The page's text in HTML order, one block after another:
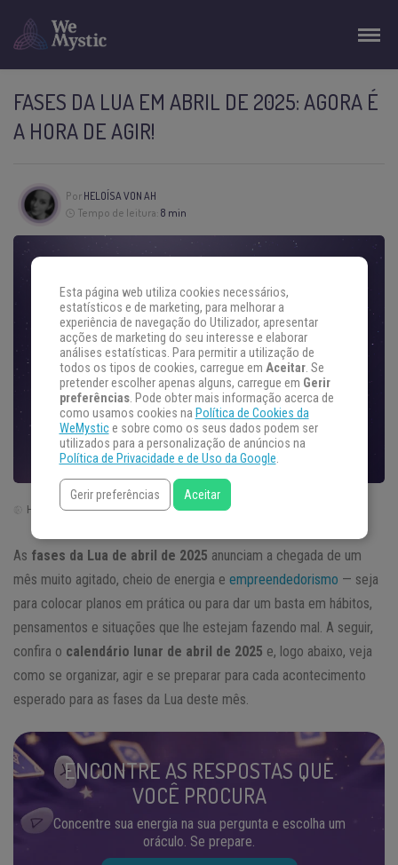
FASES DA LUA EM ABRIL DE 2025: AGORA É
A HORA DE AGIR!
Por HELOÍSA VON AH
Tempo de leitura: 8 min
Horário de Brasília | Brasil (GTM -3)
As fases da Lua de abril de 2025 anunciam a chegada de um
mês muito agitado, cheio de energia e empreendedorismo — seja
para colocar planos em prática ou para dar um basta em hábitos,
pensamentos e situações que lhe estejam fazendo mal. A seguir,
confira o calendário lunar de abril de 2025 e, logo abaixo, veja
como se organizar, agir e se preparar para cada acontecimento
esperado para as fases da Lua deste mês.
ENCONTRE AS RESPOSTAS QUE
VOCÊ PROCURA
Concentre sua energia na sua pergunta e escolha um
oráculo. Se prepare.
Esta página web utiliza cookies necessários,
estatísticos e de marketing, para melhorar a
experiência de navegação do Utilizador, apresentar
acções de marketing do seu interesse e elaborar
análises estatísticas. Para permitir a utilização de
todos os tipos de cookies, carregue em Aceitar. Se
pretender escolher apenas alguns, carregue em Gerir
preferências. Pode obter mais informação acerca de
como usamos cookies na Política de Cookies da
WeMystice sobre como os seus dados podem ser
utilizados para a personalização de anúncios na
Política de Privacidade e de Uso da Google.
Gerir preferências Aceitar